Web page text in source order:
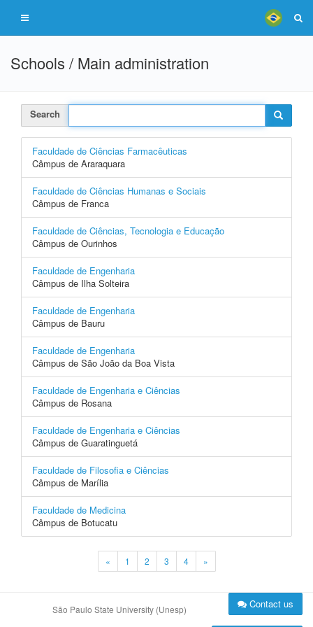
Schools / Main administration
Search
Faculdade de Ciências Farmacêuticas
Câmpus de Araraquara
Faculdade de Ciências Humanas e Sociais
Câmpus de Franca
Faculdade de Ciências, Tecnologia e Educação
Câmpus de Ourinhos
Faculdade de Engenharia
Câmpus de Ilha Solteira
Faculdade de Engenharia
Câmpus de Bauru
Faculdade de Engenharia
Câmpus de São João da Boa Vista
Faculdade de Engenharia e Ciências
Câmpus de Rosana
Faculdade de Engenharia e Ciências
Câmpus de Guaratinguetá
Faculdade de Filosofia e Ciências
Câmpus de Marília
Faculdade de Medicina
Câmpus de Botucatu
« 1 2 3 4 »
São Paulo State University (Unesp) Contact us